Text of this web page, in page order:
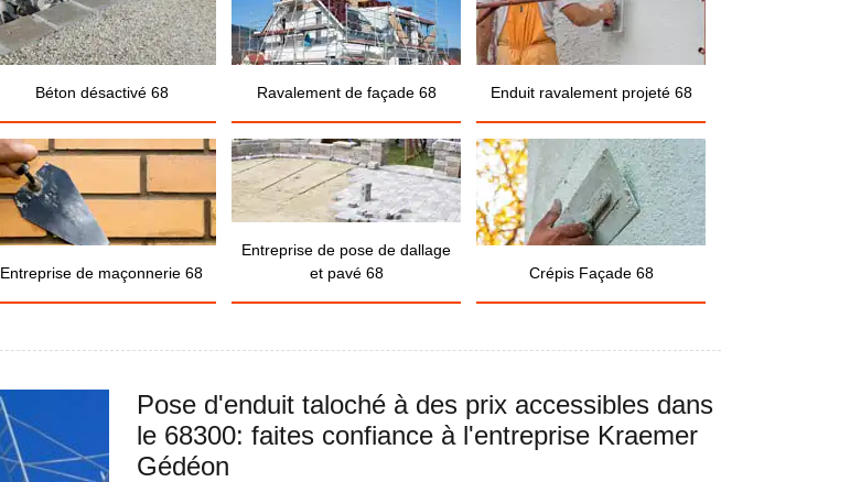
Béton désactivé 68 Ravalement de façade 68 Enduit ravalement projeté 68
Entreprise de maçonnerie 68
Entreprise de pose de dallage
et pavé 68
Crépis Façade 68
Pose d'enduit taloché à des prix accessibles dans
le 68300: faites confiance à l'entreprise Kraemer
Gédéon